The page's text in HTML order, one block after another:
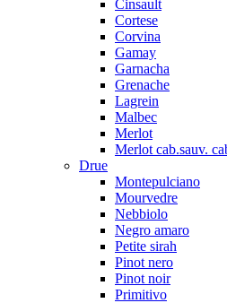
Cinsault
Cortese
Corvina
Gamay
Garnacha
Grenache
Lagrein
Malbec
Merlot
Merlot cab.sauv.
Drue
Montepulciano
Mourvedre
Nebbiolo
Negro amaro
Petite sirah
Pinot nero
Pinot noir
Primitivo